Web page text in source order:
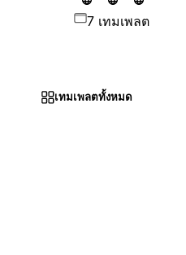
7 เทมเพลต
เทมเพลตทั้งหมด